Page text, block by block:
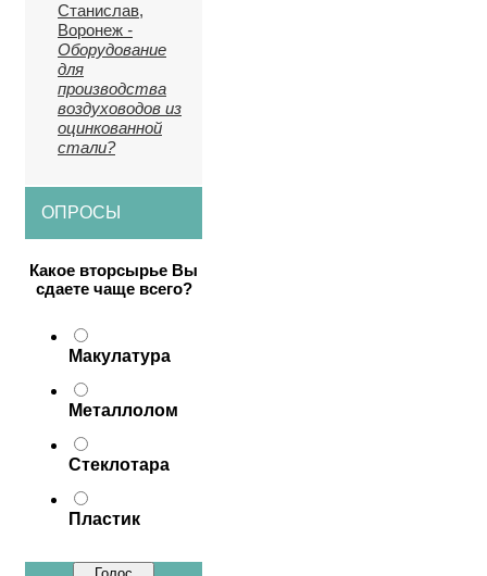
Станислав,
Воронеж -
Оборудование
для
производства
воздуховодов из
оцинкованной
стали?
ОПРОСЫ
Какое вторсырье Вы
сдаете чаще всего?
Макулатура
Металлолом
Стеклотара
Пластик